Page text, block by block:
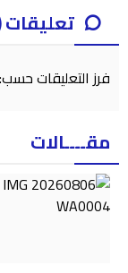
تعليقات (
فرز التعليقات حسب:
مقــــالات